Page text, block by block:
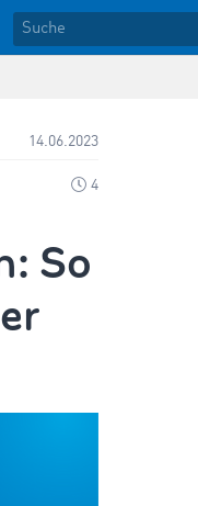
14.06.2023
4
So